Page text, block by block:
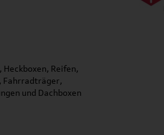
Reifen,
Fahrradträger,
und Dachboxen